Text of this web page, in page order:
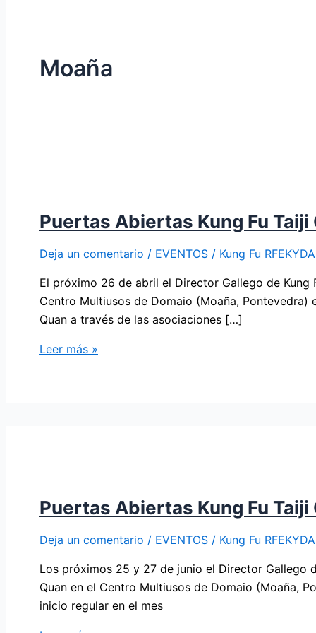
Moaña
Puertas Abiertas Kung Fu
Deja un comentario / EVENTOS / Kung Fu RFEKYDA
El próximo 26 de abril el Director Gallego de Kung
Centro Multiusos de Domaio (Moaña,
Quan a través de las asociaciones […]
Leer más »
Puertas Abiertas Kung Fu
Deja un comentario / EVENTOS / Kung Fu RFEKYDA
Los próximos 25 y 27 de junio el Director Gallego
Quan en el Centro Multiusos de Domaio (Moaña,
inicio regular en el mes